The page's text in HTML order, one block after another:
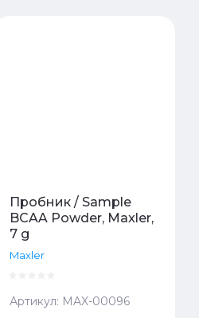
Пробник / Sample
BCAA Powder, Maxler,
7 g
Maxler
Артикул: MAX-00096